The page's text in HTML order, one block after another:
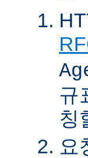
규
칭
요